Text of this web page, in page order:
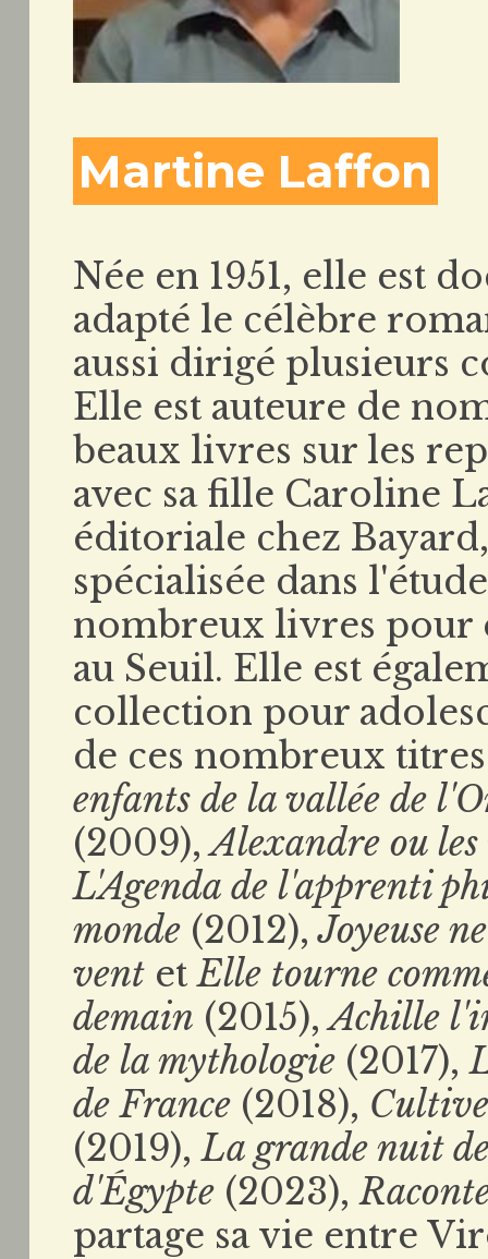
Martine Laffon
Née en 1951, elle est
adapté le célèbre
aussi dirigé plusieurs
Elle est auteure de
beaux livres sur les
avec sa fille Caroline
éditoriale chez
spécialisée dans
nombreux livres pour
au Seuil. Elle est
collection pour
de ces nombreux
enfants de la vallée de
(2009),Alexandre ou
L'Agenda de l'apprenti
monde (2012), Joyeuse
vent etElle tourne
demain (2015),Achille
de la mythologie (2017),
de France (2018),
(2019),La grande nuit
d'Égypte (2023),
partage sa vie entre